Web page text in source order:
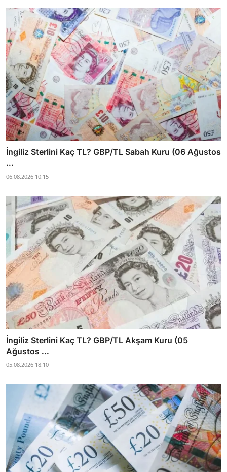
İngiliz Sterlini Kaç TL? GBP/TL Sabah Kuru (06 Ağustos
...
06.08.2026 10:15
İngiliz Sterlini Kaç TL? GBP/TL Akşam Kuru (05
Ağustos ...
05.08.2026 18:10